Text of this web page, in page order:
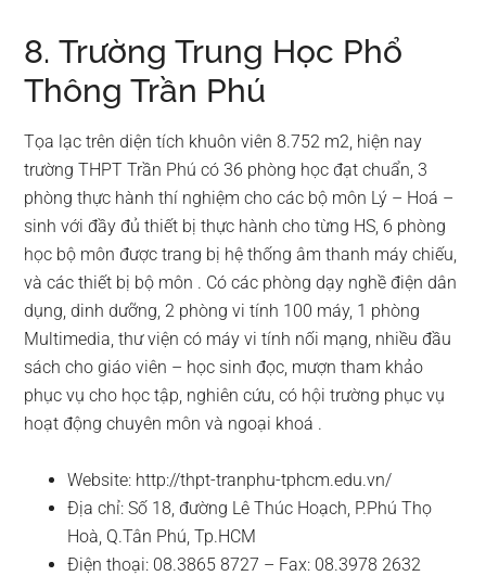
8. Trường Trung Học Phổ
Thông Trần Phú
Tọa lạc trên diện tích khuôn viên 8.752 m2, hiện nay
trường THPT Trần Phú có 36 phòng học đạt chuẩn, 3
phòng thực hành thí nghiệm cho các bộ môn Lý – Hoá –
sinh với đầy đủ thiết bị thực hành cho từng HS, 6 phòng
học bộ môn được trang bị hệ thống âm thanh máy chiếu,
và các thiết bị bộ môn . Có các phòng dạy nghề điện dân
dụng, dinh dưỡng, 2 phòng vi tính 100 máy, 1 phòng
Multimedia, thư viện có máy vi tính nối mạng, nhiều đầu
sách cho giáo viên – học sinh đọc, mượn tham khảo
phục vụ cho học tập, nghiên cứu, có hội trường phục vụ
hoạt động chuyên môn và ngoại khoá .
Website: http://thpt-tranphu-tphcm.edu.vn/
Địa chỉ: Số 18, đường Lê Thúc Hoạch, P.Phú Thọ
Hoà, Q.Tân Phú, Tp.HCM
Điện thoại: 08.3865 8727 – Fax: 08.3978 2632